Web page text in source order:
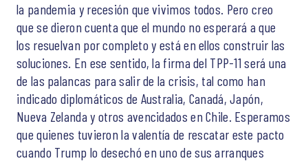
la pandemia y recesión que vivimos todos. Pero creo
que se dieron cuenta que el mundo no esperará a que
los resuelvan por completo y está en ellos construir las
soluciones. En ese sentido, la firma del TPP-11 será una
de las palancas para salir de la crisis, tal como han
indicado diplomáticos de Australia, Canadá, Japón,
Nueva Zelanda y otros avencidados en Chile. Esperamos
que quienes tuvieron la valentía de rescatar este pacto
cuando Trump lo desechó en uno de sus arranques